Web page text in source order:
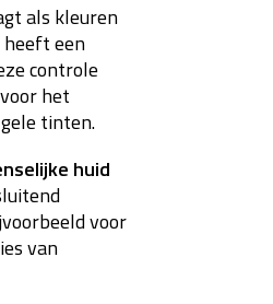
als kleuren
een
controle
het
tinten.
huid
voor
van